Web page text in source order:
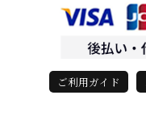
ご利用ガイド